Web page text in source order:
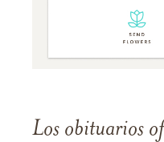
Los obituarios